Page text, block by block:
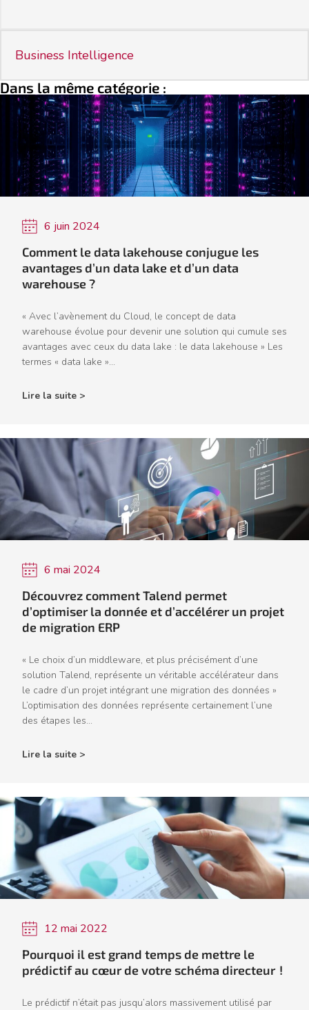
Business Intelligence
Dans la même catégorie :
6 juin 2024
Comment le data lakehouse conjugue les
avantages d’un data lake et d’un data
warehouse ?
« Avec l’avènement du Cloud, le concept de data
warehouse évolue pour devenir une solution qui cumule ses
avantages avec ceux du data lake : le data lakehouse » Les
termes « data lake »...
Lire la suite >
6 mai 2024
Découvrez comment Talend permet
d’optimiser la donnée et d’accélérer un projet
de migration ERP
« Le choix d’un middleware, et plus précisément d’une
solution Talend, représente un véritable accélérateur dans
le cadre d’un projet intégrant une migration des données »
L’optimisation des données représente certainement l’une
des étapes les...
Lire la suite >
12 mai 2022
Pourquoi il est grand temps de mettre le
prédictif au cœur de votre schéma directeur !
Le prédictif n’était pas jusqu’alors massivement utilisé par